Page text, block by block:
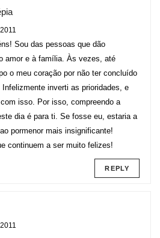
Sou das pessoas que dão
amor e à família. Às vezes, até
o meu coração por não ter concluído
inverti as prioridades, e
isso. Por isso, compreendo a
dia é para ti. Se fosse eu, estaria a
pormenor mais insignificante!
continuem a ser muito felizes!
REPLY